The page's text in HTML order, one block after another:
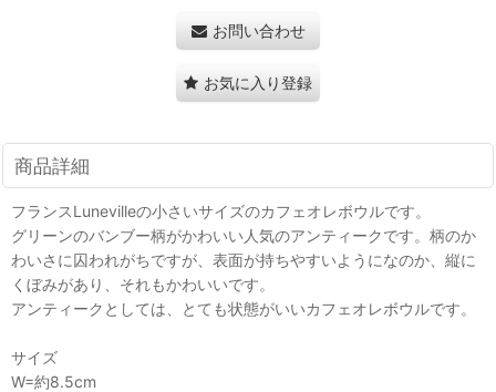
お問い合わせ
お気に入り登録
商品詳細
フランスLunevilleの小さいサイズのカフェオレボウルです。
グリーンのバンブー柄がかわいい人気のアンティークです。柄のか
わいさに囚われがちですが、表面が持ちやすいようになのか、縦に
くぼみがあり、それもかわいいです。
アンティークとしては、とても状態がいいカフェオレボウルです。
サイズ
W=約8.5cm